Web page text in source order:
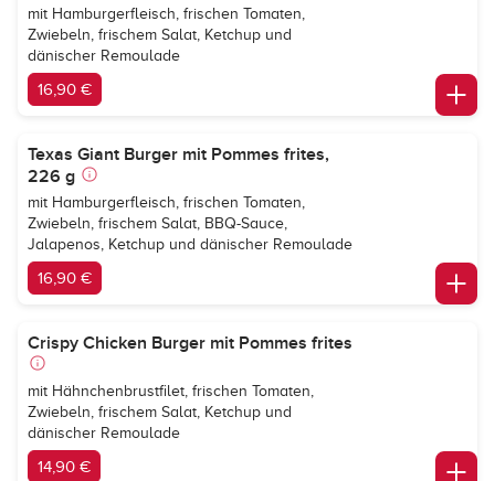
mit Hamburgerfleisch, frischen Tomaten,
Zwiebeln, frischem Salat, Ketchup und
dänischer Remoulade
16,90 €
Texas Giant Burger mit Pommes frites,
226 g
mit Hamburgerfleisch, frischen Tomaten,
Zwiebeln, frischem Salat, BBQ-Sauce,
Jalapenos, Ketchup und dänischer Remoulade
16,90 €
Crispy Chicken Burger mit Pommes frites
mit Hähnchenbrustfilet, frischen Tomaten,
Zwiebeln, frischem Salat, Ketchup und
dänischer Remoulade
14,90 €